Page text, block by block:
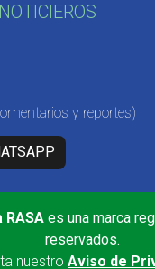
y reportes)
RASA es una marca
reservados.
nuestro Aviso de